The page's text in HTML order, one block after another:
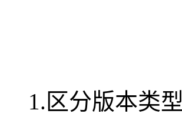
1.区分版本类型